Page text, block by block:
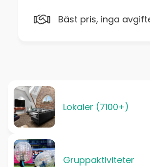
Bäst pris, inga
Lokaler (7100+)
Gruppaktiviteter